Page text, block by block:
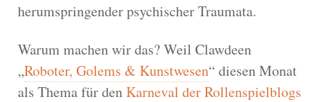
herumspringender psychischer Traumata.
Warum machen wir das? Weil Clawdeen
„Roboter, Golems & Kunstwesen“ diesen Monat
als Thema für denKarneval der Rollenspielblogs